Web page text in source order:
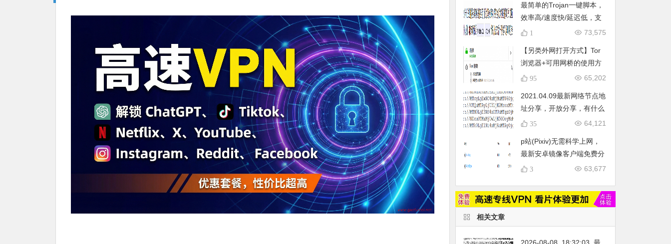
最简单的Trojan一键脚本，
效率高/速度快/延迟低，支
持tls1.3，系统支持
(持续更新_20200423)
73,575
1
【另类外网打开方式】Tor
浏览器+可用网桥的使用方
法及亲测可用网桥推荐65,202
95
2021.04.09最新网络节点地
址分享，开放分享，有什么
问题可评论区留言给我。
64,121
35
p站(Pixiv)无需科学上网，
最新安卓镜像客户端免费分
享
63,677
3
相关文章